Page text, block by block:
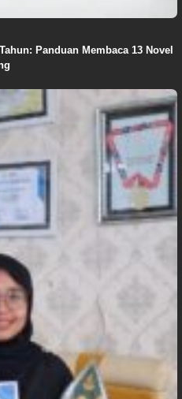
Panduan Membaca 13 Novel